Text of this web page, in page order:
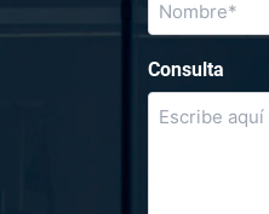
Consulta